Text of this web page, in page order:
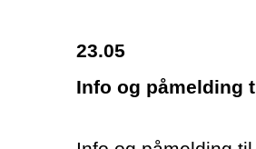
23.05
Info og påmelding